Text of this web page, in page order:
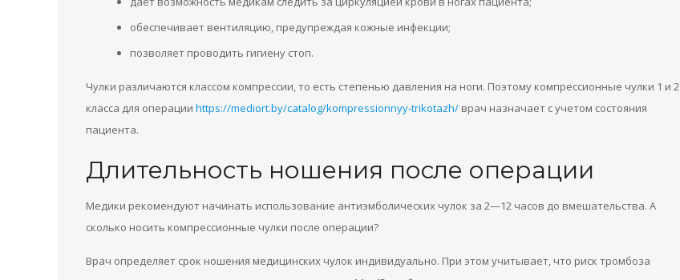
обеспечивает вентиляцию, предупреждая кожные инфекции;
позволяет проводить гигиену стоп.
Чулки различаются классом компрессии, то есть степенью давления на ноги. Поэтому компрессионные чулки 1 и 2
класса для операции https://mediort.by/catalog/kompressionnyy-trikotazh/ врач назначает с учетом состояния
пациента.
Длительность ношения после операции
Медики рекомендуют начинать использование антиэмболических чулок за 2—12 часов до вмешательства. А
сколько носить компрессионные чулки после операции?
Врач определяет срок ношения медицинских чулок индивидуально. При этом учитывает, что риск тромбоза